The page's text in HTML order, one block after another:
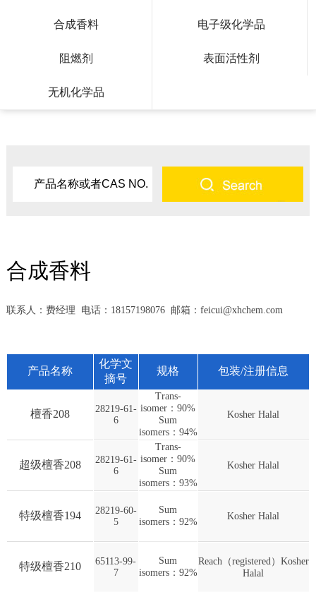
合成香料 电子级化学品
阻燃剂 表面活性剂
无机化学品
合成香料
联系人：费经理 电话：18157198076 邮箱： feicui@xhchem.com
产品名称
化学文
摘号
规格 包装/注册信息
檀香208
28219-61-
6
Trans-
isomer：90%
Sum
isomers：94%
Kosher Halal
超级檀香208
28219-61-
6
Trans-
isomer：90%
Sum
isomers：93%
Kosher Halal
特级檀香194
28219-60-
5
Sum
isomers：92%
Kosher Halal
特级檀香210
65113-99-
7
Sum
isomers：92%
Reach（registered）Kosher
Halal